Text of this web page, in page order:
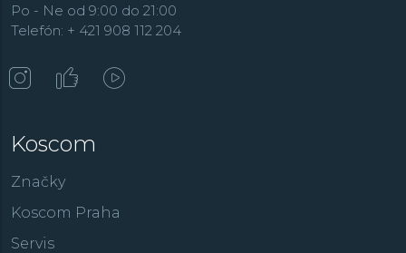
Po - Ne od 9:00 do 21:00
Telefón: + 421 908 112 204
Koscom
Značky
Koscom Praha
Servis